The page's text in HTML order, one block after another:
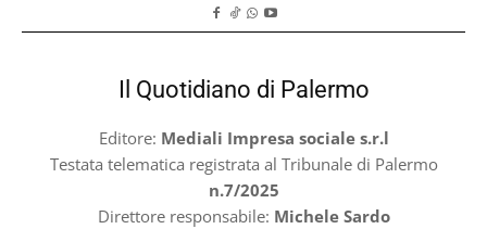
Il Quotidiano di Palermo
Editore: Mediali Impresa sociale s.r.l
Testata telematica registrata al Tribunale di Palermo
n.7/2025
Direttore responsabile: Michele Sardo